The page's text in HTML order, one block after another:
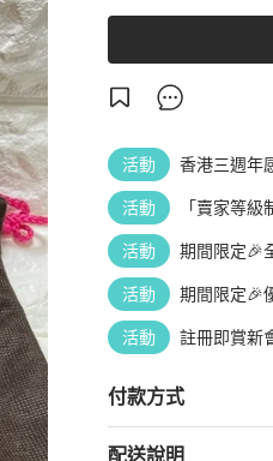
活動
香港三週年
活動 「賣家等級
活動 期間限定🎉
活動
期間限定🎉
活動 註冊即賞新
付款方式
配送說明